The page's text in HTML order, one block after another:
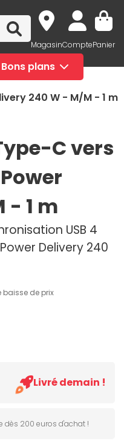
MagasinComptePanier
plans
240 W - M/M - 1 m
C vers
- 1 m
USB 4
Delivery 240
baisse de prix
Livré demain !
dès 200 euros d'achat !